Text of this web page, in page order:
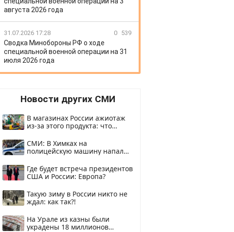
августа 2026 года
31.07.2026 17:28 0 539
Сводка Минобороны РФ о ходе
специальной военной операции на 31
июля 2026 года
Новости других СМИ
В магазинах России ажиотаж
из-за этого продукта: что
СМИ: В Химках на
полицейскую машину напали
Где будет встреча президентов
США и России: Европа?
Такую зиму в России никто не
ждал: как так?!
На Урале из казны были
украдены 18 миллионов